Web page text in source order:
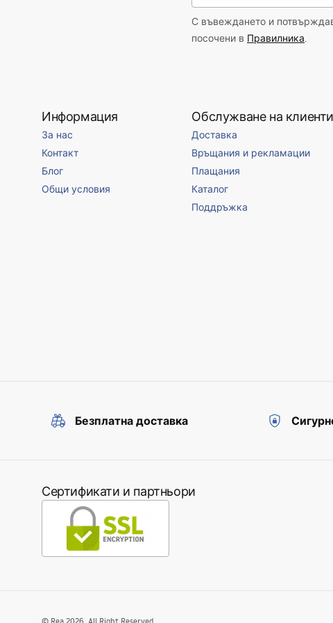
С въвеждането и
посочени в Правилника.
Информация
За нас
Контакт
Блог
Общи условия
Обслужване на клиенти
Доставка
Връщания и рекламации
Плащания
Каталог
Поддръжка
Безплатна доставка
Сертификати и партньори